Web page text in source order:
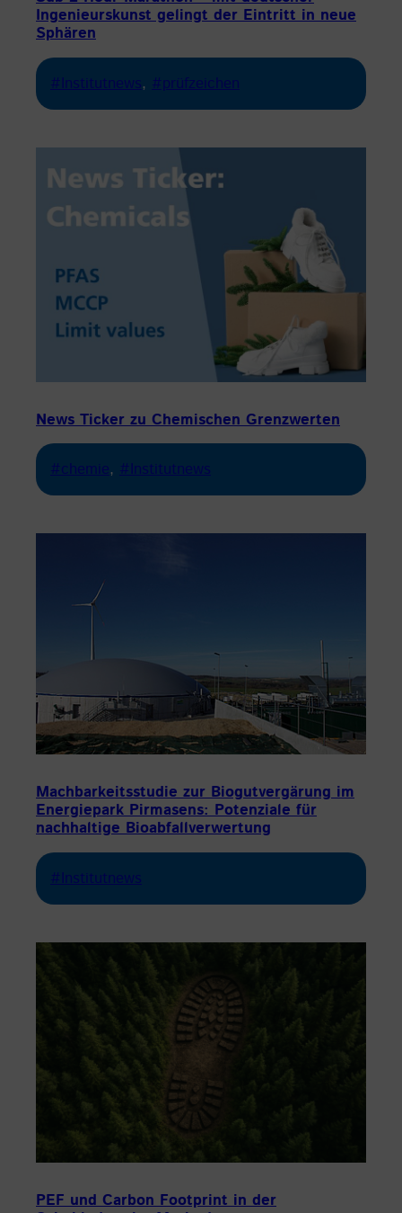
Ingenieurskunst gelingt der Eintritt in neue
Sphären
#Institutnews, #prüfzeichen
News Ticker zu Chemischen Grenzwerten
#chemie, #Institutnews
Machbarkeitsstudie zur Biogutvergärung im
Energiepark Pirmasens: Potenziale für
nachhaltige Bioabfallverwertung
#Institutnews
PEF und Carbon Footprint in der